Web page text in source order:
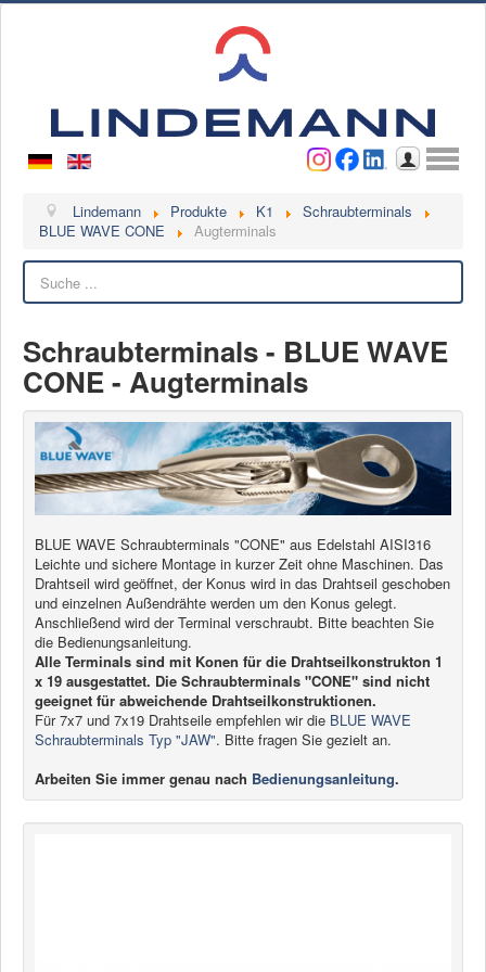
Benutzername
Lindemann
Ansprechpartner
Videos
Kontakt
Ansprechpartner
Kontaktformular
Kunde werden
Reklamation
Produkte
Produkte
Neuheiten
Katalogcenter
Kataloge bestellen
Händler
MyLindemann
Lindemann Produkte K1
Schraubterminals
BLUE WAVE CONE
Augterminals
Schraubterminals - BLUE WAVE
CONE - Augterminals
BLUE WAVE Schraubterminals "CONE" aus Edelstahl AISI316
Leichte und sichere Montage in kurzer Zeit ohne Maschinen. Das
Drahtseil wird geöffnet, der Konus wird in das Drahtseil geschoben
und einzelnen Außendrähte werden um den Konus gelegt.
Anschließend wird der Terminal verschraubt. Bitte beachten Sie
die Bedienungsanleitung.
Alle Terminals sind mit Konen für die Drahtseilkonstrukton 1
x 19 ausgestattet. Die Schraubterminals "CONE" sind nicht
geeignet für abweichende Drahtseilkonstruktionen.
Für 7x7 und 7x19 Drahtseile empfehlen wir die BLUE WAVE
Schraubterminals Typ "JAW". Bitte fragen Sie gezielt an.
Arbeiten Sie immer genau nach Bedienungsanleitung.